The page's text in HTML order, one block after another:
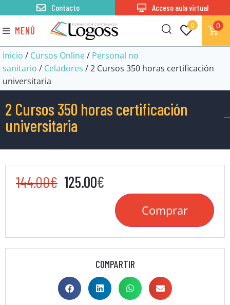
MENÚ 0 0
Contacto Acceso aula virtual
Inicio / Cursos Online/ Personal no
sanitario / Celadores / 2 Cursos 350 horas certificación
universitaria
2 Cursos 350 horas certificación
universitaria
144.00€ 125.00€
Comprar
COMPARTIR